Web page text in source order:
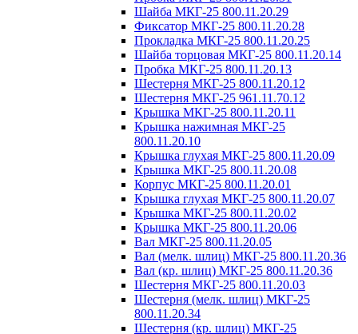
Шайба МКГ-25 800.11.20.29
Фиксатор МКГ-25 800.11.20.28
Прокладка МКГ-25 800.11.20.25
Шайба торцовая МКГ-25 800.11.20.14
Пробка МКГ-25 800.11.20.13
Шестерня МКГ-25 800.11.20.12
Шестерня МКГ-25 961.11.70.12
Крышка МКГ-25 800.11.20.11
Крышка нажимная МКГ-25
800.11.20.10
Крышка глухая МКГ-25 800.11.20.09
Крышка МКГ-25 800.11.20.08
Корпус МКГ-25 800.11.20.01
Крышка глухая МКГ-25 800.11.20.07
Крышка МКГ-25 800.11.20.02
Крышка МКГ-25 800.11.20.06
Вал МКГ-25 800.11.20.05
Вал (мелк. шлиц) МКГ-25 800.11.20.36
Вал (кр. шлиц) МКГ-25 800.11.20.36
Шестерня МКГ-25 800.11.20.03
Шестерня (мелк. шлиц) МКГ-25
800.11.20.34
Шестерня (кр. шлиц) МКГ-25